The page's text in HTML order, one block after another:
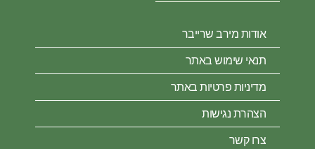
אודות מירב שרייבר
תנאי שימוש באתר
מדיניות פרטיות באתר
הצהרת נגישות
צרו קשר